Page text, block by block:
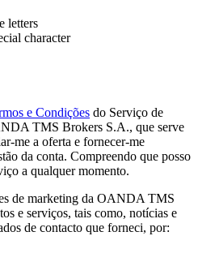
letters
character
e Condições do Serviço de
TMS Brokers S.A., que serve
me a oferta e fornecer-me
da conta. Compreendo que posso
a qualquer momento.
de marketing da OANDA TMS
e serviços, tais como, notícias e
de contacto que forneci, por: